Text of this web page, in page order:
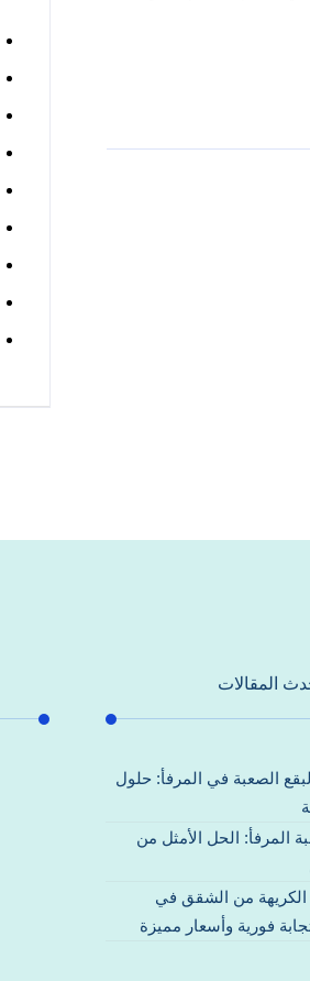
المقالات
الصعبة في المرفأ: حلول
المرفأ: الحل الأمثل من
الكريهة من الشقق في
فورية وأسعار مميزة